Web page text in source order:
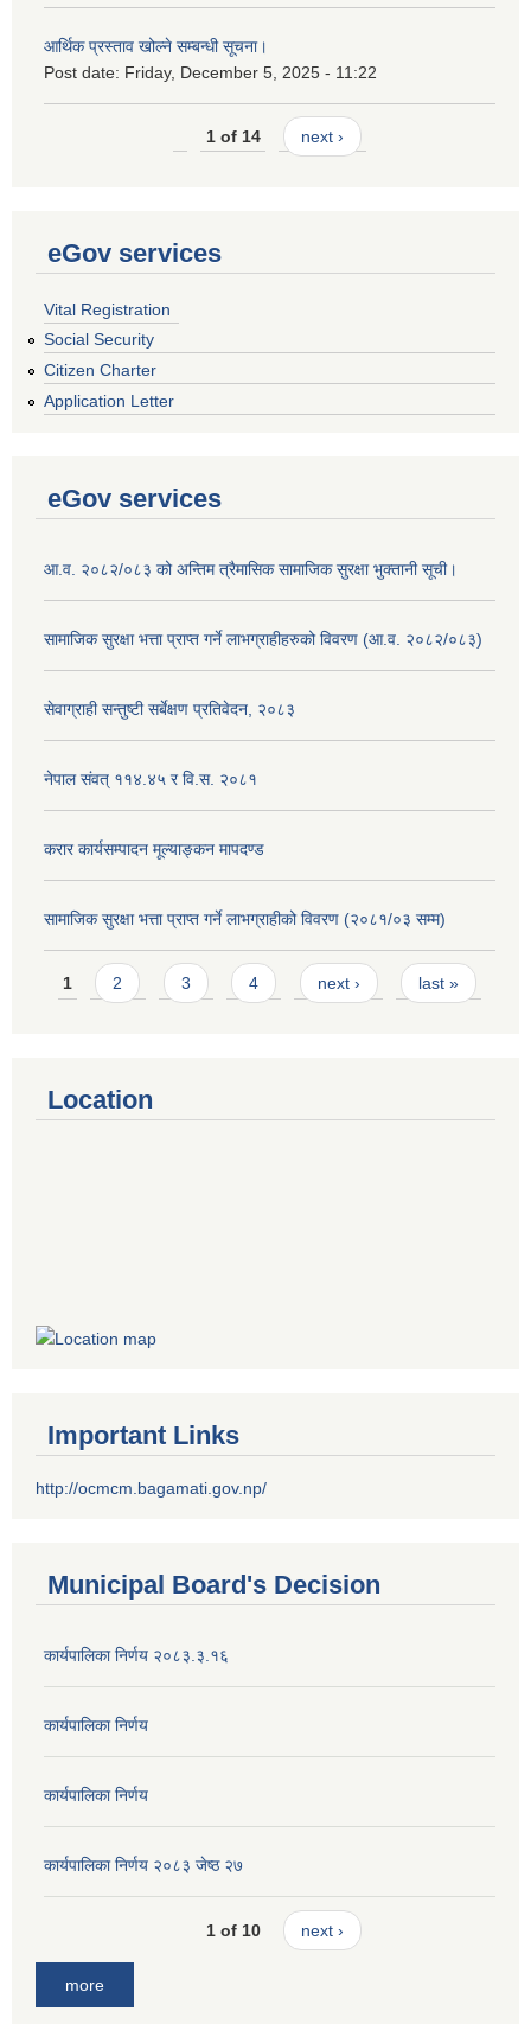
आर्थिक प्रस्ताव खोल्ने सम्बन्धी सूचना।
Post date: Friday, December 5, 2025 - 11:22
1 of 14 next ›
eGov services
Vital Registration
Social Security
Citizen Charter
Application Letter
eGov services
आ.व. २०८२/०८३ को अन्तिम त्रैमासिक सामाजिक सुरक्षा भुक्तानी सूची।
सामाजिक सुरक्षा भत्ता प्राप्त गर्ने लाभग्राहीहरुको विवरण (आ.व. २०८२/०८३)
सेवाग्राही सन्तुष्टी सर्बेक्षण प्रतिवेदन, २०८३
नेपाल संवत् ११४.४५ र वि.स. २०८१
करार कार्यसम्पादन मूल्याङ्कन मापदण्ड
सामाजिक सुरक्षा भत्ता प्राप्त गर्ने लाभग्राहीको विवरण (२०८१/०३ सम्म)
Pages
1 2 3 4 next › last »
Location
Important Links
http://ocmcm.bagamati.gov.np/
Municipal Board's Decision
कार्यपालिका निर्णय २०८३.३.१६
कार्यपालिका निर्णय
कार्यपालिका निर्णय
कार्यपालिका निर्णय २०८३ जेष्ठ २७
1 of 10 next ›
more